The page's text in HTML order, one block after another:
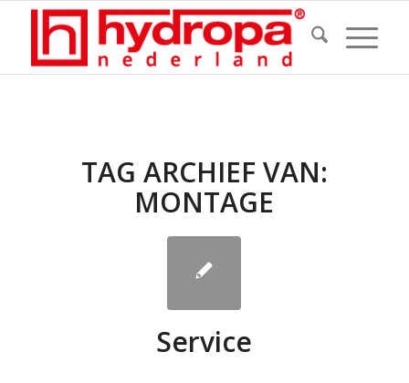
TAG ARCHIEF VAN:
MONTAGE
Service